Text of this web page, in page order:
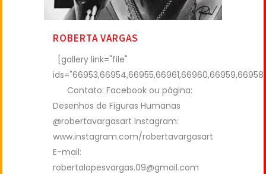
ROBERTA VARGAS
[gallery link="file"
Contato: Facebook ou página:
Desenhos de Figuras Humanas
@robertavargasart Instagram:
www.instagram.com/robertavargasart
E-mail:
robertalopesvargas.09@gmail.com